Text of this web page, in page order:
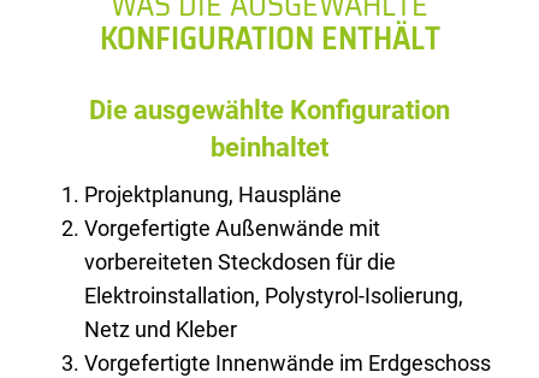
KONFIGURATION ENTHÄLT
Die ausgewählte Konfiguration
beinhaltet
Projektplanung, Hauspläne
Vorgefertigte Außenwände mit
vorbereiteten Steckdosen für die
Elektroinstallation, Polystyrol-Isolierung,
Netz und Kleber
Vorgefertigte Innenwände im Erdgeschoss